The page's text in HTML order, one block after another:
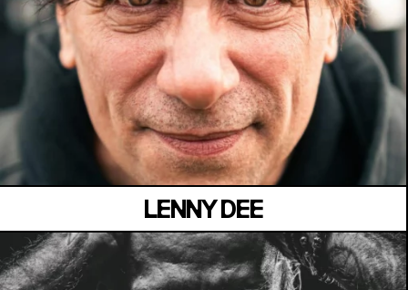
LENNY DEE
MANOIR DE KEROUAL
Samedi 04 juillet